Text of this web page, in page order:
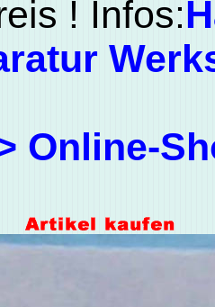
! Infos:
Online-